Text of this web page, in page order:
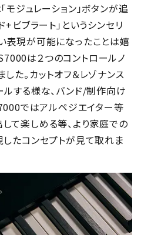
ジュレーション」ボタンが追
+ビブラート」というシンセリ
表現が可能になったことは嬉
は２つのコントロールノ
た。カットオフ＆レゾナンス
する様な、バンド/制作向け
ではアルペジエイター等
て楽しめる等、より家庭での
たコンセプトが見て取れま